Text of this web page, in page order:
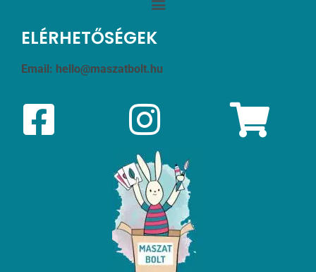
ELÉRHETŐSÉGEK
Email: hello@maszatbolt.hu